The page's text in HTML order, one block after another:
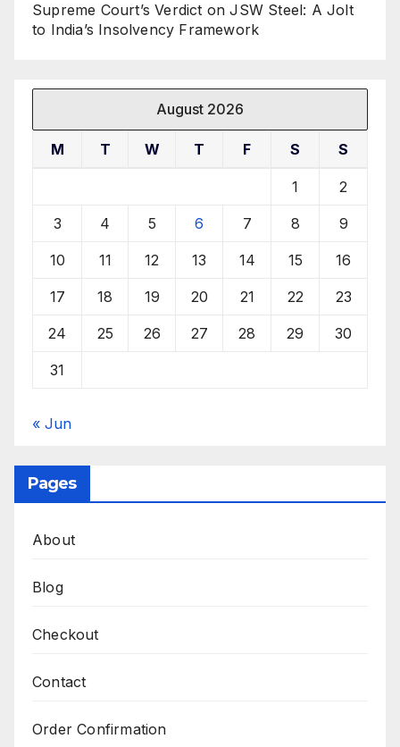
Supreme Court’s Verdict on JSW Steel: A Jolt
to India’s Insolvency Framework
August 2026
M T W T F S S
1 2
3 4 5 6 7 8 9
10 11 12 13 14 15 16
17 18 19 20 21 22 23
24 25 26 27 28 29 30
31
« Jun
Pages
About
Blog
Checkout
Contact
Order Confirmation